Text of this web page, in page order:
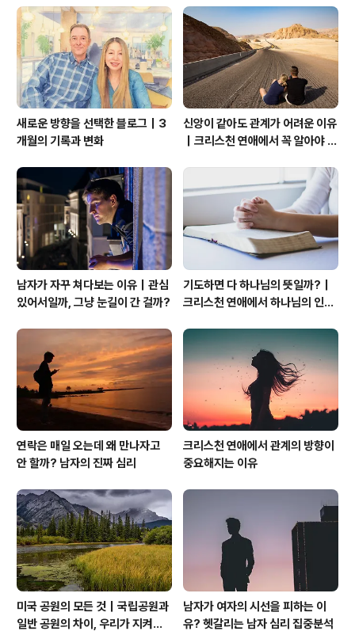
고 싶은 감정의 폭발된 심리를 이용되어 그렇게 생각의 부
작용이 작동된다. 이성적으로 판단하면 이러면 안 되는데..
라고 말하고 있지만, 사실상 감정을 거슬리는 마음이 약해
져 있다는 증거다. 그러니 감정을 앞세..
새로운 방향을 선택한 블로그｜3
개월의 기록과 변화
신앙이 같아도 관계가 어려운 이유
｜크리스천 연애에서 꼭 알아야 할
남자가 자꾸 쳐다보는 이유｜관심
있어서일까, 그냥 눈길이 간 걸까?
기도하면 다 하나님의 뜻일까?｜
크리스천 연애에서 하나님의 인도
연락은 매일 오는데 왜 만나자고
안 할까? 남자의 진짜 심리
크리스천 연애에서 관계의 방향이
중요해지는 이유
미국 공원의 모든 것｜국립공원과
일반 공원의 차이, 우리가 지켜야
남자가 여자의 시선을 피하는 이
유? 헷갈리는 남자 심리 집중분석